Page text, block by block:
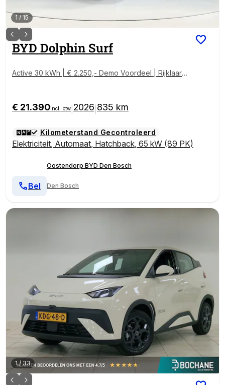
1 /15
BYD Dolphin Surf
Active 30 kWh | € 2.250,- Demo Voordeel | Rijklaarpr
€ 21.390incl. btw 2026 835 km
Kilometerstand Gecontroleerd
Elektriciteit, Automaat, Hatchback, 65 kW (89 PK)
Oostendorp BYD Den Bosch
Den Bosch
Bel
1/ 33